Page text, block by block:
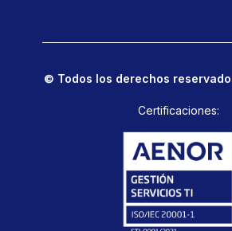
© Todos los derechos
Certificaciones: